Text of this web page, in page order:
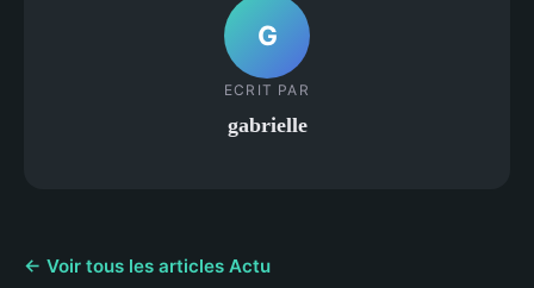
G
ECRIT PAR
gabrielle
← Voir tous les articles Actu